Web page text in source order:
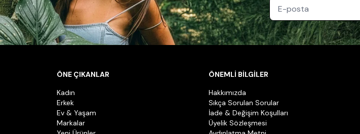
ÖNE ÇIKANLAR
Kadın
Erkek
Ev & Yaşam
Markalar
ÖNEMLİ BİLGİLER
Hakkımızda
Sıkça Sorulan Sorular
İade & Değişim Koşulları
Üyelik Sözleşmesi